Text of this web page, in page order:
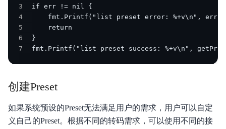
3
4
5
6
7
fmt.Printf("list preset success: %+v\n",
创建Preset
如果系统预设的Preset无法满足用户的需求，用户可以自定
义自己的Preset。根据不同的转码需求，可以使用不同的接